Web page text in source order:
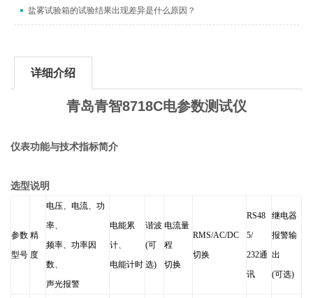
盐雾试验箱的试验结果出现差异是什么原因？
详细介绍
青岛青智8718C电参数测试仪
仪表功能与技术指标简介
选型说明
参数
型号
精
度
电压、电流、功
率、
频率、功率因
数、
声光报警
电能累
计、
电能计时
谐波
(可
选)
电流量
程
切换
RMS/AC/DC
切换
RS48
5/
232通
讯
继电器
报警输
出
(可选)